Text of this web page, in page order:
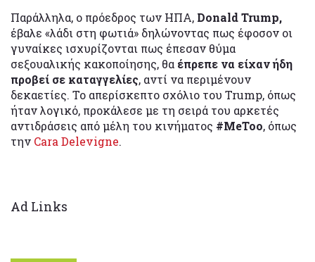
Παράλληλα, ο πρόεδρος των ΗΠΑ, Donald Trump,
έβαλε «λάδι στη φωτιά» δηλώνοντας πως έφοσον οι
γυναίκες ισχυρίζονται πως έπεσαν θύμα
σεξουαλικής κακοποίησης, θα έπρεπε να είχαν ήδη
προβεί σε καταγγελίες, αντί να περιμένουν
δεκαετίες. Το απερίσκεπτο σχόλιο του Trump, όπως
ήταν λογικό, προκάλεσε με τη σειρά του αρκετές
αντιδράσεις από μέλη του κινήματος #MeToo, όπως
την Cara Delevigne.
Ad Links